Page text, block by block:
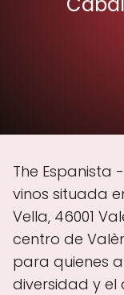
The Espanista
vinos situada
Vella, 46001
centro de
para quienes
diversidad y el